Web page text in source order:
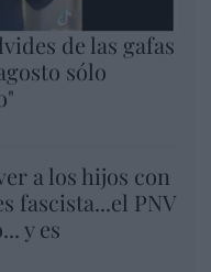
de las gafas
sólo
a los hijos con
fascista...el PNV
y es